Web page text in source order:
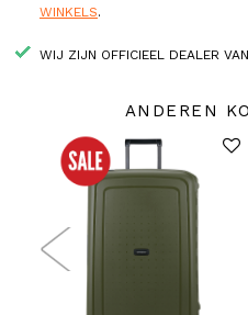
WINKELS.
WIJ ZIJN OFFICIEEL DEALER VAN
ANDEREN